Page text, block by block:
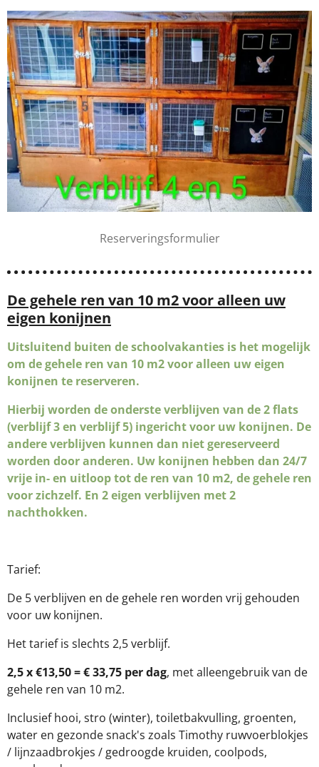
Reserveringsformulier
De gehele ren van 10 m2 voor alleen uw
eigen konijnen
Uitsluitend buiten de schoolvakanties is het mogelijk
om de gehele ren van 10 m2 voor alleen uw eigen
konijnen te reserveren.
Hierbij worden de onderste verblijven van de 2 flats
(verblijf 3 en verblijf 5) ingericht voor uw konijnen. De
andere verblijven kunnen dan niet gereserveerd
worden door anderen. Uw konijnen hebben dan 24/7
vrije in- en uitloop tot de ren van 10 m2, de gehele ren
voor zichzelf. En 2 eigen verblijven met 2
nachthokken.
Tarief:
De 5 verblijven en de gehele ren worden vrij gehouden
voor uw konijnen.
Het tarief is slechts 2,5 verblijf.
2,5 x €13,50 = € 33,75 per dag, met alleengebruik van de
gehele ren van 10 m2.
Inclusief hooi, stro (winter), toiletbakvulling, groenten,
water en gezonde snack's zoals Timothy ruwvoerblokjes
/ lijnzaadbrokjes / gedroogde kruiden, coolpods,